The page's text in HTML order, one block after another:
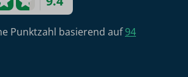
Punktzahl basierend auf94